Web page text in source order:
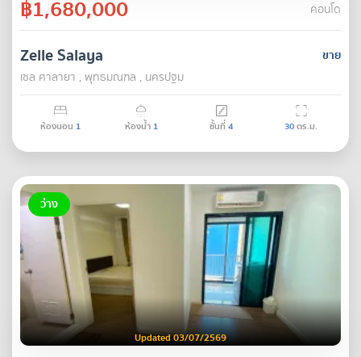
฿1,680,000 คอนโด
ขาย
Zelle Salaya
เซล ศาลายา , พุทธมณฑล , นครปฐม
ห้องนอน 1 ห้องน้ำ 1 ชั้นที่4 30ตร.ม.
ว่าง
Updated 03/07/2569